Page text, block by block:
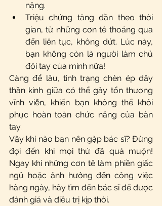
nặng.
Triệu chứng tăng dần theo thời
gian, từ những cơn tê thoáng qua
đến liên tục, không dứt. Lúc này,
bạn không còn là người làm chủ
đôi tay của mình nữa!
Càng để lâu, tình trạng chèn ép dây
thần kinh giữa có thể gây tổn thương
vĩnh viễn, khiến bạn không thể khôi
phục hoàn toàn chức năng của bàn
tay.
Vậy khi nào bạn nên gặp bác sĩ? Đừng
đợi đến khi mọi thứ đã quá muộn!
Ngay khi những cơn tê làm phiền giấc
ngủ hoặc ảnh hưởng đến công việc
hàng ngày, hãy tìm đến bác sĩ để được
đánh giá và điều trị kịp thời.